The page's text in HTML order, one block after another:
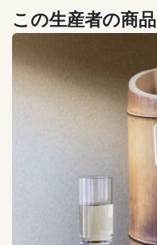
この生産者の商品